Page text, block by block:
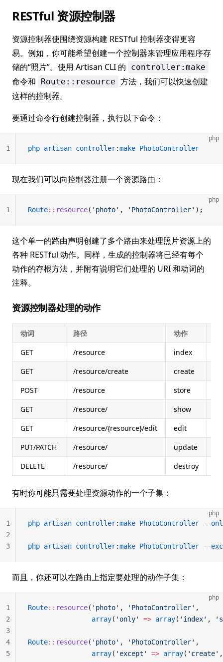
RESTful 资源控制器
资源控制器使围绕资源构建 RESTful 控制器变得更容
易。例如，你可能希望创建一个控制器来管理应用程序存
储的“照片”。使用 Artisan CLI 的
controller:make
命令和 Route::resource 方法，我们可以快速创建
这样的控制器。
要通过命令行创建控制器，执行以下命令：
php
php artisan controller:make PhotoController
1
现在我们可以向控制器注册一个资源路由：
php
Route:: resource( 'photo' , 'PhotoController' );
1
这个单一的路由声明创建了多个路由来处理照片资源上的
各种 RESTful 动作。同样，生成的控制器将已经有每个
动作的存根方法，并附有说明它们处理的 URI 和动词的
注释。
资源控制器处理的动作
动词 路径 动作
GET
/resource index
GET
/resource/create create
POST
/resource store
GET
/resource/ show
GET
/resource/{resource}/edit edit
PUT/PATCH
/resource/ update
DELETE
/resource/ destroy
有时你可能只需要处理资源动作的一个子集：
php
php artisan controller:make PhotoController --
php artisan controller:make PhotoController --
1
2
3
而且，你还可以在路由上指定要处理的动作子集：
php
Route:: resource( 'photo' , 'PhotoController' ,
				array
( 'only' => array( 'index' ,
Route:: resource( 'photo' , 'PhotoController' ,
				array
( 'except' => array( 'create'
1
2
3
4
5